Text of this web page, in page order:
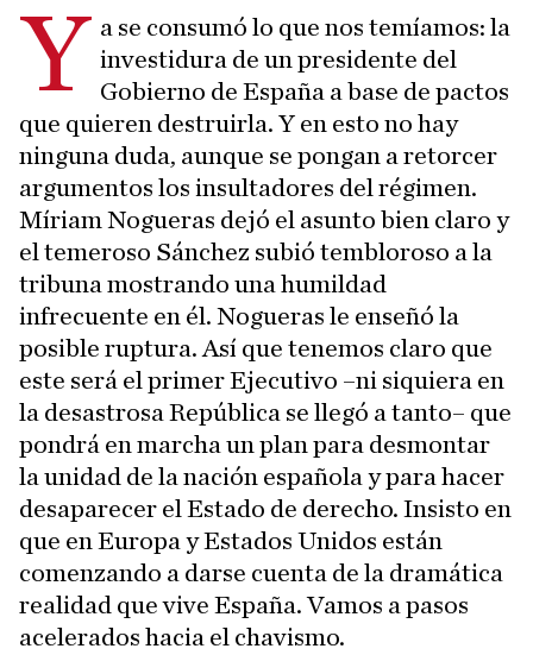
Y a se consumó lo que nos temíamos: la
investidura de un presidente del
Gobierno de España a base de pactos
que quieren destruirla. Y en esto no hay
ninguna duda, aunque se pongan a retorcer
argumentos los insultadores del régimen.
Míriam Nogueras dejó el asunto bien claro y
el temeroso Sánchez subió tembloroso a la
tribuna mostrando una humildad
infrecuente en él. Nogueras le enseñó la
posible ruptura. Así que tenemos claro que
este será el primer Ejecutivo –ni siquiera en
la desastrosa República se llegó a tanto– que
pondrá en marcha un plan para desmontar
la unidad de la nación española y para hacer
desaparecer el Estado de derecho. Insisto en
que en Europa y Estados Unidos están
comenzando a darse cuenta de la dramática
realidad que vive España. Vamos a pasos
acelerados hacia el chavismo.